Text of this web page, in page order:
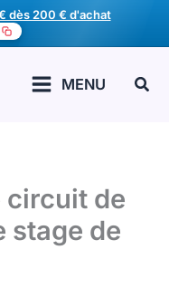
dès 200 € d'achat
MENU
circuit de
stage de